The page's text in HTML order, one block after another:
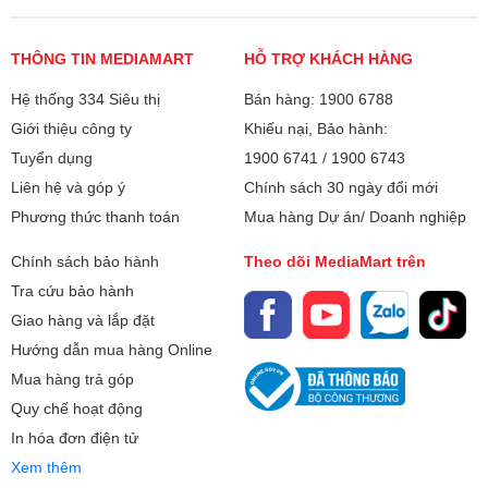
THÔNG TIN MEDIAMART
Hệ thống 334 Siêu thị
Giới thiệu công ty
Tuyển dụng
Liên hệ và góp ý
Phương thức thanh toán
HỖ TRỢ KHÁCH HÀNG
Bán hàng: 1900 6788
Khiếu nại, Bảo hành:
1900 6741 / 1900 6743
Chính sách 30 ngày đổi mới
Mua hàng Dự án/ Doanh nghiệp
Chính sách bảo hành
Tra cứu bảo hành
Giao hàng và lắp đặt
Hướng dẫn mua hàng Online
Mua hàng trả góp
Quy chế hoạt động
In hóa đơn điện tử
Xem thêm
Theo dõi MediaMart trên